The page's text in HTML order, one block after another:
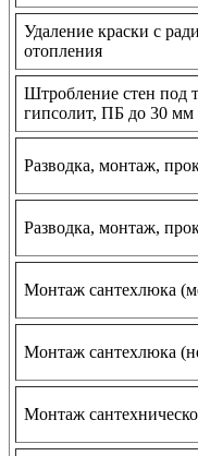
Удаление краски с
отопления
Штробление стен под
гипсолит, ПБ до 30 мм
Разводка, монтаж,
Разводка, монтаж,
Монтаж сантехлюка
Монтаж сантехлюка
Монтаж